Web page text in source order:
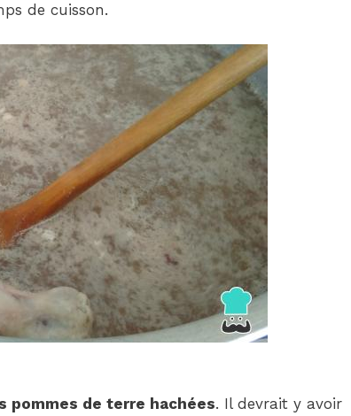
de cuisson.
pommes de terre hachées. Il devrait y avoir